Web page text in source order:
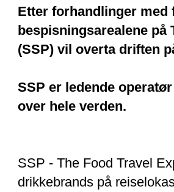
Etter forhandlinger
bespisningsarealene på
(SSP) vil overta driften
SSP er ledende
over hele verden.
SSP - The Food Travel
drikkebrands på